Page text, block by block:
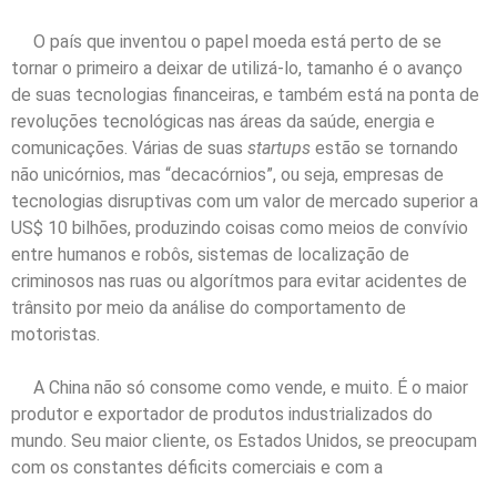
O país que inventou o papel moeda está perto de se
tornar o primeiro a deixar de utilizá-lo, tamanho é o avanço
de suas tecnologias financeiras, e também está na ponta de
revoluções tecnológicas nas áreas da saúde, energia e
comunicações. Várias de suas startups estão se tornando
não unicórnios, mas “decacórnios”, ou seja, empresas de
tecnologias disruptivas com um valor de mercado superior a
US$ 10 bilhões, produzindo coisas como meios de convívio
entre humanos e robôs, sistemas de localização de
criminosos nas ruas ou algorítmos para evitar acidentes de
trânsito por meio da análise do comportamento de
motoristas.
A China não só consome como vende, e muito. É o maior
produtor e exportador de produtos industrializados do
mundo. Seu maior cliente, os Estados Unidos, se preocupam
com os constantes déficits comerciais e com a